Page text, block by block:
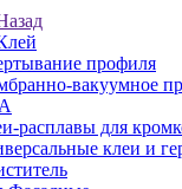
профиля
вакуумное
расплавы для
клеи и